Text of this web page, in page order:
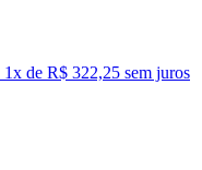
1x de R$ 322,25 sem juros